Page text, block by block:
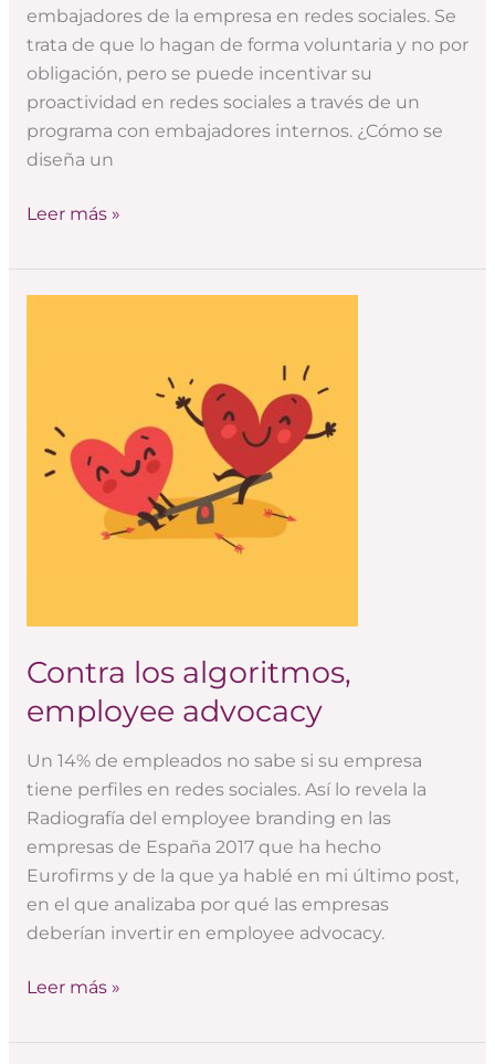
embajadores de la empresa en redes sociales. Se
trata de que lo hagan de forma voluntaria y no por
obligación, pero se puede incentivar su
proactividad en redes sociales a través de un
programa con embajadores internos. ¿Cómo se
diseña un
Leer más »
Contra los algoritmos,
employee advocacy
Un 14% de empleados no sabe si su empresa
tiene perfiles en redes sociales. Así lo revela la
Radiografía del employee branding en las
empresas de España 2017 que ha hecho
Eurofirms y de la que ya hablé en mi último post,
en el que analizaba por qué las empresas
deberían invertir en employee advocacy.
advocacy
Leer más »